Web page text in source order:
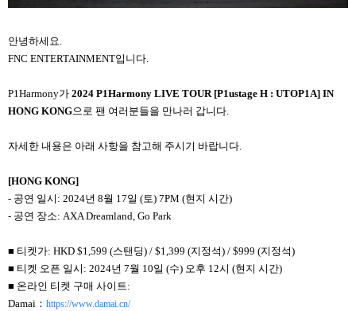
안녕하세요.
FNC ENTERTAINMENT입니다.
P1Harmony가 2024 P1Harmony LIVE TOUR [P1ustage H : UTOP1A] IN
HONG KONG으로 팬 여러분들을 만나러 갑니다.
자세한 내용은 아래 사항을 참고해 주시기 바랍니다.
[HONG KONG]
- 공연 일시: 2024년 8월 17일 (토) 7PM (현지 시간)
- 공연 장소: AXA Dreamland, Go Park
■ 티켓가: HKD $1,599 (스탠딩) / $1,399 (지정석) / $999 (지정석)
■ 티켓 오픈 일시: 2024년 7월 10일 (수) 오후 12시 (현지 시간)
■ 온라인 티켓 구매 사이트:
Damai ： https://www.damai.cn/